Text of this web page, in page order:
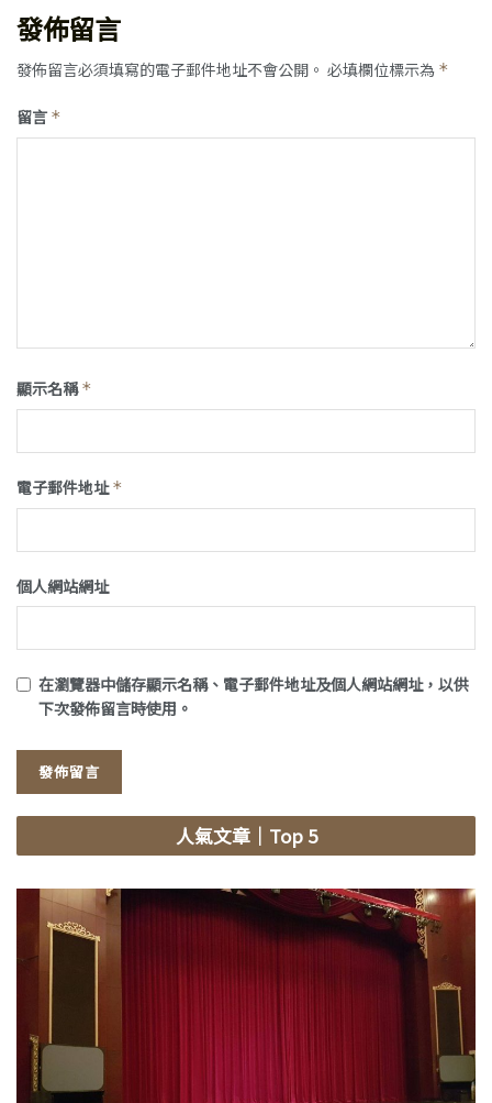
發佈留言
發佈留言必須填寫的電子郵件地址不會公開。 必填欄位標示為 *
留言 *
顯示名稱*
電子郵件地址*
個人網站網址
在瀏覽器中儲存顯示名稱、電子郵件地址及個人網站網址，以供
下次發佈留言時使用。
人氣文章｜Top 5